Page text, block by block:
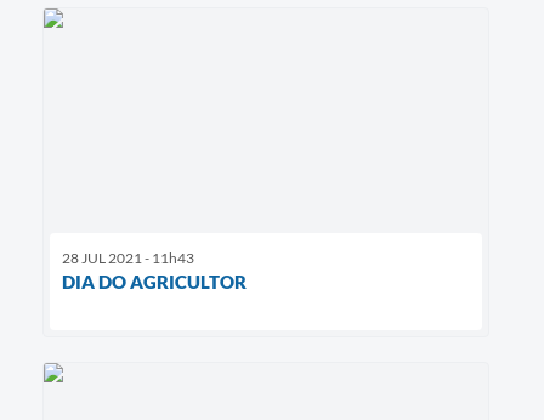
28 JUL 2021 - 11h43
DIA DO AGRICULTOR